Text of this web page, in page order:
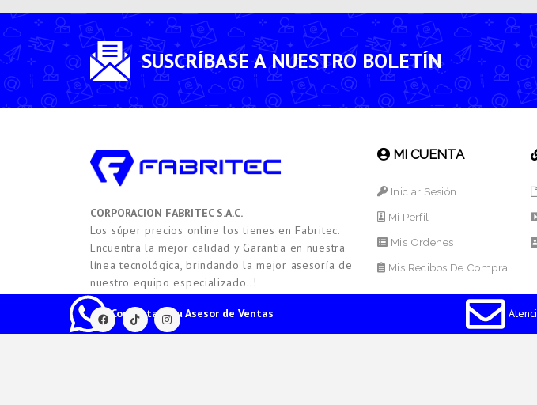
SUSCRÍBASE A NUESTRO BOLETÍN
Contacta a tu Asesor de Ventas
CORPORACION FABRITEC S.A.C.
Los súper precios online los tienes en Fabritec.
Encuentra la mejor calidad y Garantía en nuestra
línea tecnológica, brindando la mejor asesoría de
nuestro equipo especializado..!
MI CUENTA
Iniciar Sesión
Mi Perfil
Mis Ordenes
Mis Recibos De Compra